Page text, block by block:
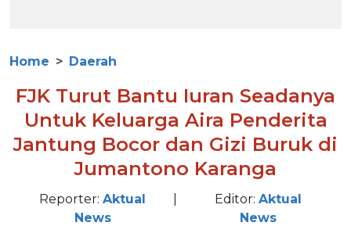
Home Daerah
FJK Turut Bantu Iuran Seadanya
Untuk Keluarga Aira Penderita
Jantung Bocor dan Gizi Buruk di
Jumantono Karanga
Reporter: Aktual
News
Editor:Aktual
News